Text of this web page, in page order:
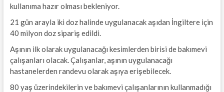
kullanıma hazır olması bekleniyor.
21 gün arayla iki doz halinde uygulanacak aşıdan İngiltere için
40 milyon doz sipariş edildi.
Aşının ilk olarak uygulanacağı kesimlerden birisi de bakımevi
çalışanları olacak. Çalışanlar, aşının uygulanacağı
hastanelerden randevu olarak aşıya erişebilecek.
80 yaş üzerindekilerin ve bakımevi çalışanlarının kullanmadığı